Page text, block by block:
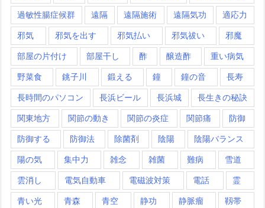
過敏性腸症候群 遠隔 遠隔施術 遠隔気功 適応力
邪気 邪気を出す 邪気払い 邪気祓い 邪魔
部屋の片付け 部屋干し 酢 醸造酢 重い病気
野菜食 銚子川 鍛える 鐘 鐘の音 長寿
長時間のパソコン 長浜ビール 長浜城 長生きの秘訣
関東地方 関節の動き 関節の炎症 関節痛 防御
防御する 防御法 除菌剤 陰陽 陰陽バランス
陽の気 集中力 雑念 雑菌 難病 雪道
雲消し 電気自動車 電磁波対策 電話 霊
青い光 青森 青空 静功 静脈瘤 靱帯